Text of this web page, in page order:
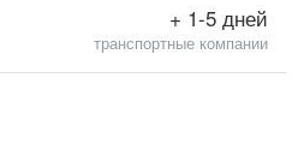
+ 1-5 дней
транспортные компании